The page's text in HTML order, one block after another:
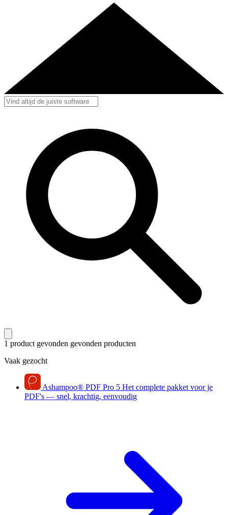
1 product gevonden gevonden producten
Vaak gezocht
Ashampoo® PDF Pro 5 Het complete pakket voor je
PDF's — snel, krachtig, eenvoudig